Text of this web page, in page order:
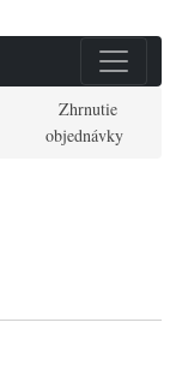
Zhrnutie
objednávky